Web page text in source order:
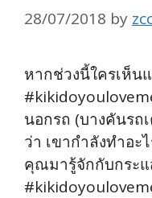
28/07/2018 by
หากช่วงนี้ใครเห็น
นอกรถ (บางคันรถ
ว่า เขากำลังทำอ
คุณมารู้จักกับกระ